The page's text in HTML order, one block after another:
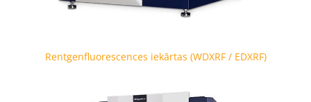
Rentgenfluorescences iekārtas (WDXRF / EDXRF)